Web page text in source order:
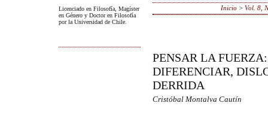
Licenciado en Filosofía, Magíster
en Género y Doctor en Filosofía
por la Universidad de Chile.
Inicio> Vol. 8,
PENSAR LA
DIFERENCIAR,
DERRIDA
Cristóbal Montalva Cautín